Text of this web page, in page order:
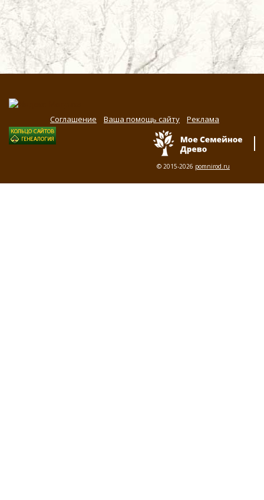
Соглашение Ваша помощь сайту Реклама
© 2015-2026 pomnirod.ru